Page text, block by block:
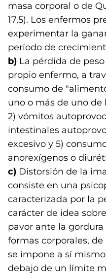
masa corporal o de
17,5). Los enfermos
experimentar la
período de
b) La pérdida de
propio enfermo, a
consumo de
uno o más de uno de
2) vómitos
intestinales
excesivo y 5)
anorexígenos o
c) Distorsión de la
consiste en una
caracterizada por la
carácter de idea
pavor ante la
formas corporales,
se impone a sí
debajo de un límite